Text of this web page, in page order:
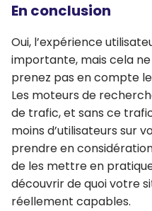
En conclusion
Oui, l’expérience
importante, mais cela ne
prenez pas en compte le
Les moteurs de
de trafic, et sans ce
moins d’utilisateurs sur
prendre en
de les mettre en
découvrir de quoi votre
réellement capables.